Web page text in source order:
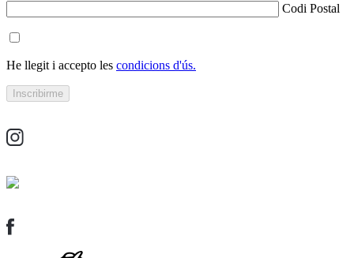
Codi Postal
He llegit i accepto les condicions d'ús.